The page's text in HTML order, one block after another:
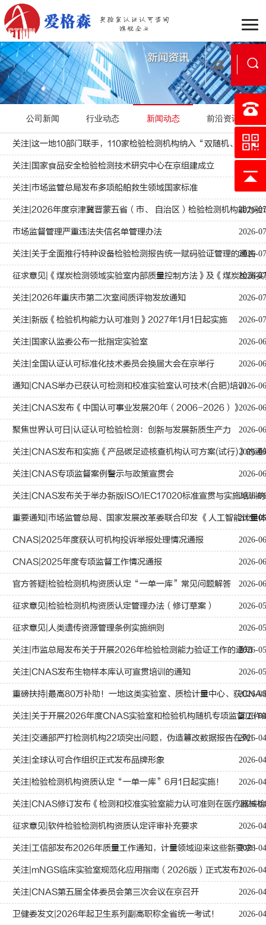
企业介绍 组织架构
行业动态 公司新闻
国家实验室认可 医学实
认可流程
行业案例 区域案例
映月书屋
小爱讲坛 在线考核
认可规则 认可指南
公司新闻 行业动态 新闻动态 前沿资讯
关注|这一地10部门联手，110家检验检测机构纳入“双随机、一公
2026-
关注|国家食品安全检验检测技术研究中心在京组建成立
关注|市场监管总局发布多项船舶救生领域国家标准
关注|2026年度京津冀晋蒙五省（市、 自治区）检验检测机构能力验
2026-
市场监督管理严重违法失信名单管理办法 2026-
关注|关于全面推行特种设备检验检测报告统一赋码验证管理的通告
2026-
征求意见|《煤炭检测领域实验室内部质量控制方法》及《煤炭检测
2026-
关注|2026年重庆市第二次室间质评物发放通知 2026-
关注|新版《检验机构能力认可准则》2027年1月1日起实施 2026-
关注|国家认监委公布一批指定实验室 2026-
关注|全国认证认可标准化技术委员会换届大会在京举行 2026-
通知|CNAS举办已获认可检测和校准实验室认可技术(合肥)培训2026-
关注|CNAS发布《中国认可事业发展20年（2006-2026）》2026-
聚焦世界认可日|认证认可检验检测：创新与发展新质生产力 2026-
关注|CNAS发布和实施《产品碳足迹核查机构认可方案(试行)》的通
2026-
关注|CNAS专项监督案例警示与政策宣贯会 2026-
关注|CNAS发布关于举办新版ISO/IEC17020标准宣贯与实施培训
2026-
重要通知|市场监管总局、国家发展改革委联合印发 《人工智能计量
2026-
CNAS|2025年度获认可机构投诉举报处理情况通报 2026-
CNAS|2025年度专项监督工作情况通报 2026-
官方答疑|检验检测机构资质认定“一单一库”常见问题解答 2026-
征求意见|检验检测机构资质认定管理办法（修订草案） 2026-
征求意见|人类遗传资源管理条例实施细则 2026-
关注|市监总局发布关于开展2026年检验检测能力验证工作的通知
2026-
关注|CNAS发布生物样本库认可宣贯培训的通知 2026-
重磅扶持|最高80万补助！一地这类实验室、质检计量中心、获2026-
关注|关于开展2026年度CNAS实验室和检验机构随机专项监督工作
2026-
关注|交通部严打检测机构22项突出问题，伪造篡改数据报告在列！
2026-
关注|全球认可合作组织正式发布品牌形象 2026-
关注|检验检测机构资质认定“一单一库”6月1日起实施！ 2026-
关注|CNAS修订发布《检测和校准实验室能力认可准则在医疗器械
2026-
征求意见|软件检验检测机构资质认定评审补充要求 2026-
关注|工信部发布2026年质量工作通知，计量领域迎来这些新要求！
2026-
关注|mNGS临床实验室规范化应用指南（2026版）正式发布！2026-
关注|CNAS第五届全体委员会第三次会议在京召开 2026-
卫健委发文|2026年起卫生系列副高职称全省统一考试！ 2026-